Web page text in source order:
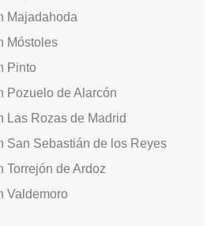
Majadahoda
Móstoles
Pinto
Pozuelo de Alarcón
Las Rozas de Madrid
San Sebastián de los Reyes
Torrejón de Ardoz
Valdemoro